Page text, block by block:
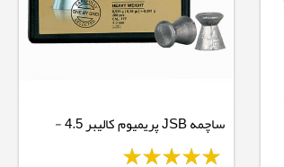
ساچمه JSB پریمیوم کالیبر 4.5 -
8.26 گرین